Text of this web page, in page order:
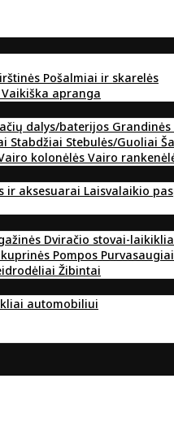
Pošalmiai ir skarelės
Vaikiška apranga
dalys/baterijos Grandinės
Stabdžiai Stebulės/Guoliai
kolonėlės Vairo
ir aksesuarai Laisvalaikio
Dviračio stovai-
Pompos Purvasaugiai
Žibintai
automobiliui